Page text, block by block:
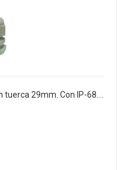
[PG-29] Prensaestopa plástica con tuerca 29mm. Con IP-68. Bolsa x 50